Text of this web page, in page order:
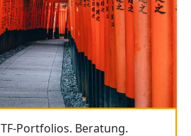
Portfolios. Beratung.